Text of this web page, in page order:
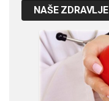
NAŠE ZDRAVLJE